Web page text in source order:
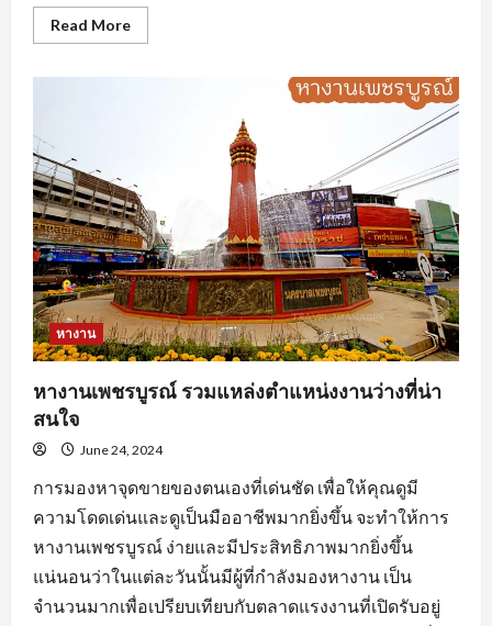
Read MoreRead
more
ใจ
องค์กร
หางาน
หางานเพชรบูรณ์ รวมแหล่งตำแหน่งงานว่างที่น่า
สนใจ
June 24, 2024
การมองหาจุดขายของตนเองที่เด่นชัด เพื่อให้คุณดูมี
ความโดดเด่นและดูเป็นมืออาชีพมากยิ่งขึ้น จะทำให้การ
หางานเพชรบูรณ์ ง่ายและมีประสิทธิภาพมากยิ่งขึ้น
แน่นอนว่าในแต่ละวันนั้นมีผู้ที่กำลังมองหางาน เป็น
จำนวนมากเพื่อเปรียบเทียบกับตลาดแรงงานที่เปิดรับอยู่